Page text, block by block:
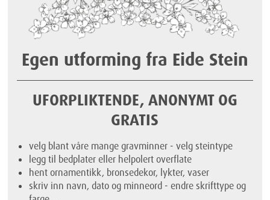
Egen utforming fra Eide Stein
UFORPLIKTENDE, ANONYMT OG
GRATIS
velg blant våre mange gravminner - velg steintype
legg til bedplater eller helpolert overflate
hent ornamentikk, bronsedekor, lykter, vaser
skriv inn navn, dato og minneord - endre skrifttype og